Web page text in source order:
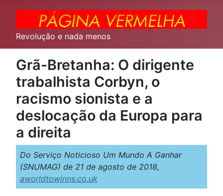
Revolução e nada menos
Grã-Bretanha: O dirigente
trabalhista Corbyn, o
racismo sionista e a
deslocação da Europa para
a direita
Do Serviço Noticioso Um Mundo A Ganhar
(SNUMAG) de 21 de agosto de 2018,
aworldtowinns.co.uk